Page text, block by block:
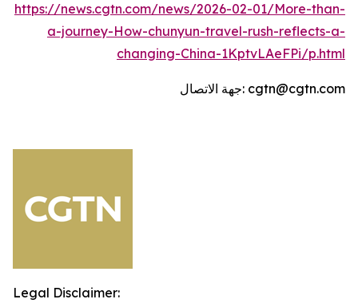
https://news.cgtn.com/news/2026-02-01/More-than-
a-journey-How-chunyun-travel-rush-reflects-a-
changing-China-1KptvLAeFPi/p.html
جهة الاتصال: cgtn@cgtn.com
Legal Disclaimer: